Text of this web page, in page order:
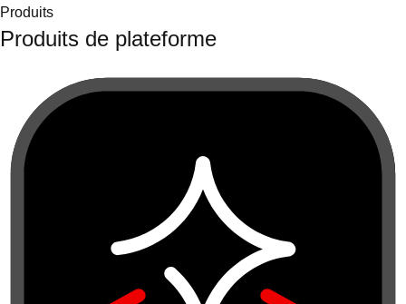
Produits
Produits de plateforme